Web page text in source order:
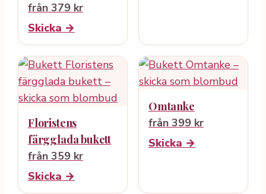
från 379 kr
Skicka →
Floristens
färgglada bukett
från 359 kr
Skicka →
Omtanke
från 399 kr
Skicka →